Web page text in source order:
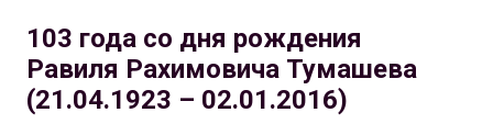
103 года со дня рождения
Равиля Рахимовича Тумашева
(21.04.1923 – 02.01.2016)